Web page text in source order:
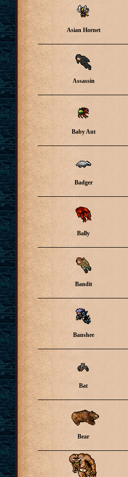
Asian Hornet
Assassin
Baby Ant
Badger
Bally
Bandit
Banshee
Bat
Bear